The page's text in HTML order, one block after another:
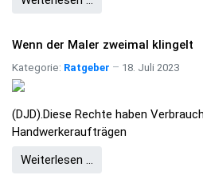
Wenn der Maler zweimal klingelt
Kategorie: Ratgeber 18. Juli 2023
(DJD).Diese Rechte haben
Handwerkeraufträgen
Weiterlesen …